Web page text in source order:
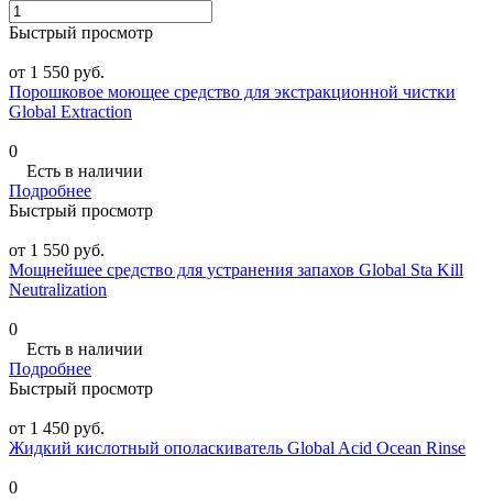
Быстрый просмотр
от 1 550 руб.
Порошковое моющее средство для экстракционной чистки
Global Extraction
0
Есть в наличии
Подробнее
Быстрый просмотр
от 1 550 руб.
Мощнейшее средство для устранения запахов Global Sta Kill
Neutralization
0
Есть в наличии
Подробнее
Быстрый просмотр
от 1 450 руб.
Жидкий кислотный ополаскиватель Global Acid Ocean Rinse
0